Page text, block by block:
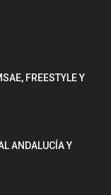
FREESTYLE Y
ANDALUCÍA Y